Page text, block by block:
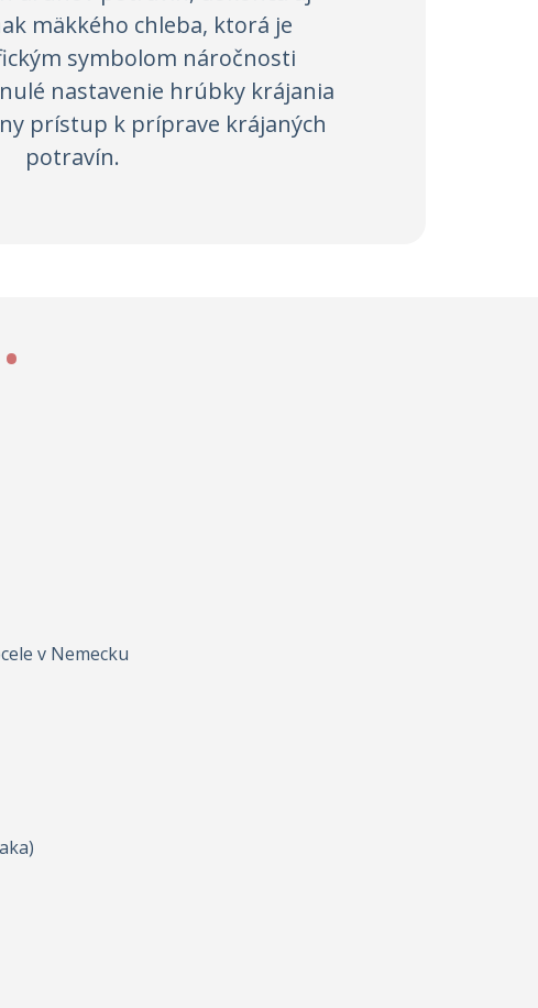
mäkkého chleba, ktorá je
symbolom náročnosti
nastavenie hrúbky krájania
prístup k príprave krájaných
potravín.
v Nemecku